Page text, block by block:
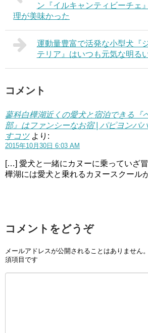
ン『イルキャンティビーチェ
理が美味かった
運動量豊富で活発な小型犬『
テリア』はいつも元気な明る
コメント
蓼科白樺湖近くの愛犬と宿泊できる『
部』はファンシーなお宿 | パピヨンパ
すコツ より:
2015年10月30日 6:03 AM
[…] 愛犬と一緒にカヌーに乗っていざ
樺湖には愛犬と乗れるカヌースクール
コメントをどうぞ
メールアドレスが公開されることはありません。
須項目です